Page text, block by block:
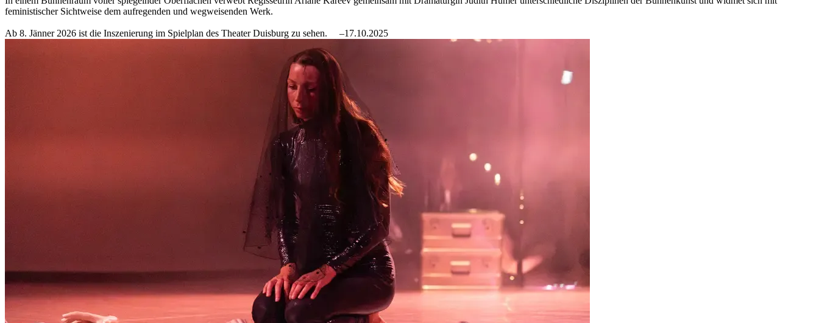
feministischer Sichtweise dem aufregenden und wegweisenden Werk.
Ab 8. Jänner 2026 ist die Inszenierung im Spielplan des Theater Duisburg zu sehen. –17.10.2025